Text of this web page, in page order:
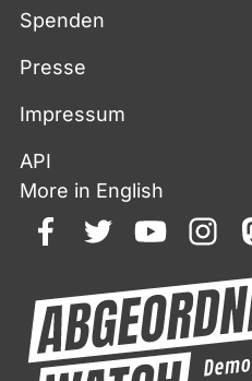
Spenden
Presse
Impressum
API
More in English
facebooktwitteryoutube